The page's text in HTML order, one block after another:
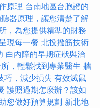
原理 台南地區台胞證的
器原理，讓您清楚了解
，為您提供精準的財務
現每一餐 北投撥筋技術
白內障的早期症狀與治
，輕鬆找到專業醫生 牆
巧，減少損失 有效滅鼠
護照過期怎麼辦？該如
您做好預算規劃 新北地